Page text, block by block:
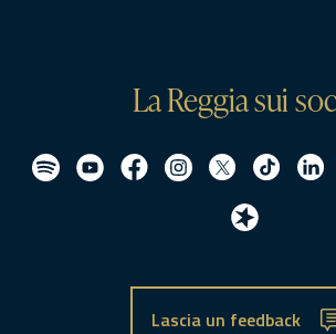
La Reggia sui
Lascia un feedback